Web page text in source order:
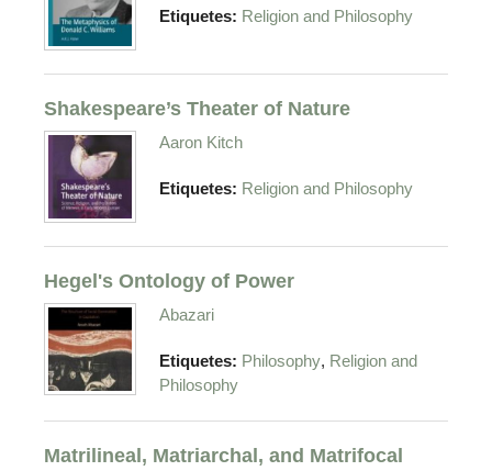
Etiquetes: Religion and Philosophy
Shakespeare’s Theater of Nature
Aaron Kitch
Etiquetes: Religion and Philosophy
Hegel's Ontology of Power
Abazari
Etiquetes: Philosophy, Religion and
Philosophy
Matrilineal, Matriarchal, and Matrifocal